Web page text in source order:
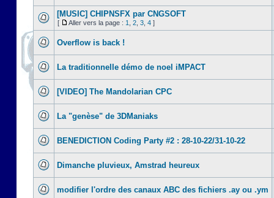
[MUSIC] CHIPNSFX par CNGSOFT
[ Aller vers la page : 1 2 3 4 ]
Overflow is back !
La traditionnelle démo de noel iMPACT
[VIDEO] The Mandolarian CPC
La "genèse" de 3DManiaks
BENEDICTION Coding Party #2 : 28-10-22/31-10-22
Dimanche pluvieux, Amstrad heureux
modifier l'ordre des canaux ABC des fichiers .ay ou .ym